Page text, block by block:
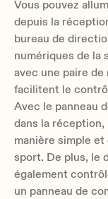
Vous pouvez
depuis la
bureau de
numériques de la
avec une paire
facilitent le
Avec le panneau
dans la
manière simple et
sport. De plus, le
également
un panneau de